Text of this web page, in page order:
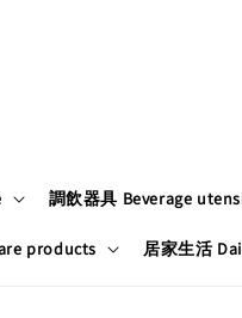
調飲器具 Beverage
products 居家生活